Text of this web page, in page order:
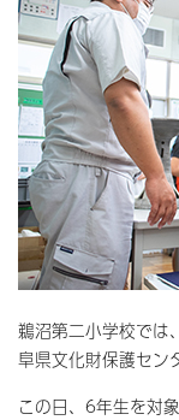
鵜沼第二小学校では
阜県文化財保護セン
この日、6年生を対